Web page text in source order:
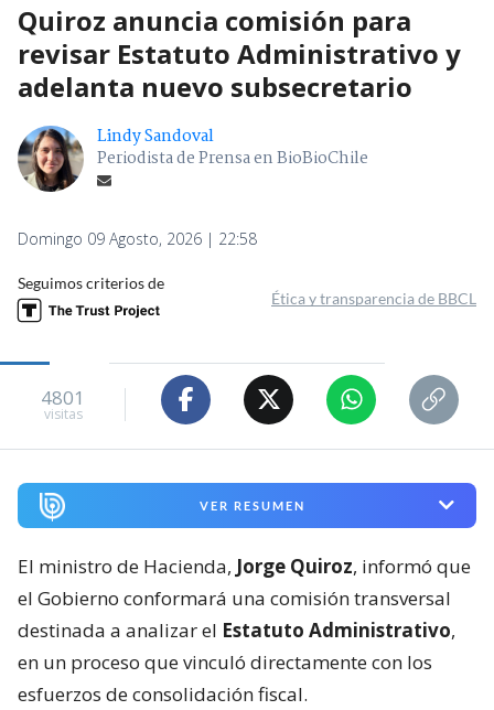
Quiroz anuncia comisión para
revisar Estatuto Administrativo y
adelanta nuevo subsecretario
Lindy Sandoval
Periodista de Prensa en BioBioChile
Domingo 09 Agosto, 2026 | 22:58
Seguimos criterios de
Ética y transparencia de BBCL
4801
visitas
VER RESUMEN
El ministro de Hacienda, Jorge Quiroz, informó que
el Gobierno conformará una comisión transversal
destinada a analizar el Estatuto Administrativo,
en un proceso que vinculó directamente con los
esfuerzos de consolidación fiscal.